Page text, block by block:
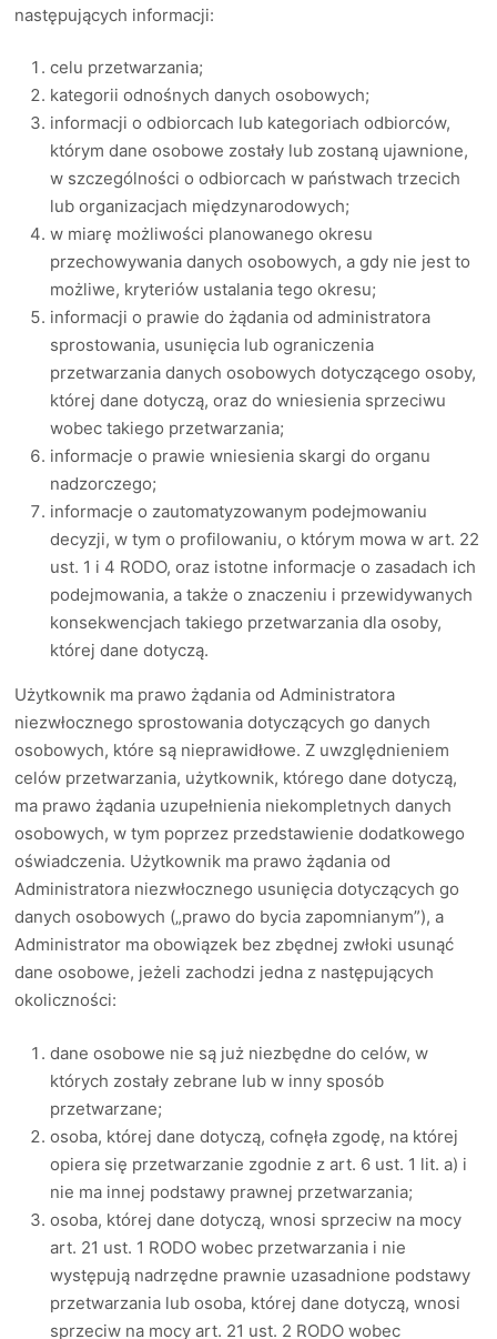
następujących informacji:
celu przetwarzania;
kategorii odnośnych danych osobowych;
informacji o odbiorcach lub kategoriach odbiorców,
którym dane osobowe zostały lub zostaną ujawnione,
w szczególności o odbiorcach w państwach trzecich
lub organizacjach międzynarodowych;
w miarę możliwości planowanego okresu
przechowywania danych osobowych, a gdy nie jest to
możliwe, kryteriów ustalania tego okresu;
informacji o prawie do żądania od administratora
sprostowania, usunięcia lub ograniczenia
przetwarzania danych osobowych dotyczącego osoby,
której dane dotyczą, oraz do wniesienia sprzeciwu
wobec takiego przetwarzania;
informacje o prawie wniesienia skargi do organu
nadzorczego;
informacje o zautomatyzowanym podejmowaniu
decyzji, w tym o profilowaniu, o którym mowa w art. 22
ust. 1 i 4 RODO, oraz istotne informacje o zasadach ich
podejmowania, a także o znaczeniu i przewidywanych
konsekwencjach takiego przetwarzania dla osoby,
której dane dotyczą.
Użytkownik ma prawo żądania od Administratora
niezwłocznego sprostowania dotyczących go danych
osobowych, które są nieprawidłowe. Z uwzględnieniem
celów przetwarzania, użytkownik, którego dane dotyczą,
ma prawo żądania uzupełnienia niekompletnych danych
osobowych, w tym poprzez przedstawienie dodatkowego
oświadczenia. Użytkownik ma prawo żądania od
Administratora niezwłocznego usunięcia dotyczących go
danych osobowych („prawo do bycia zapomnianym”), a
Administrator ma obowiązek bez zbędnej zwłoki usunąć
dane osobowe, jeżeli zachodzi jedna z następujących
okoliczności:
dane osobowe nie są już niezbędne do celów, w
których zostały zebrane lub w inny sposób
przetwarzane;
osoba, której dane dotyczą, cofnęła zgodę, na której
opiera się przetwarzanie zgodnie z art. 6 ust. 1 lit. a) i
nie ma innej podstawy prawnej przetwarzania;
osoba, której dane dotyczą, wnosi sprzeciw na mocy
art. 21 ust. 1 RODO wobec przetwarzania i nie
występują nadrzędne prawnie uzasadnione podstawy
przetwarzania lub osoba, której dane dotyczą, wnosi
sprzeciw na mocy art. 21 ust. 2 RODO wobec